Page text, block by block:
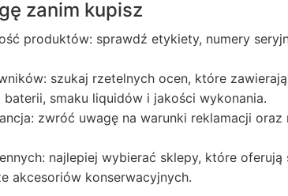
zanim kupisz
produktów: sprawdź etykiety, numery
szukaj rzetelnych ocen, które
smaku liquidów i jakości wykonania.
zwróć uwagę na warunki reklamacji
najlepiej wybierać sklepy, które
akcesoriów konserwacyjnych.